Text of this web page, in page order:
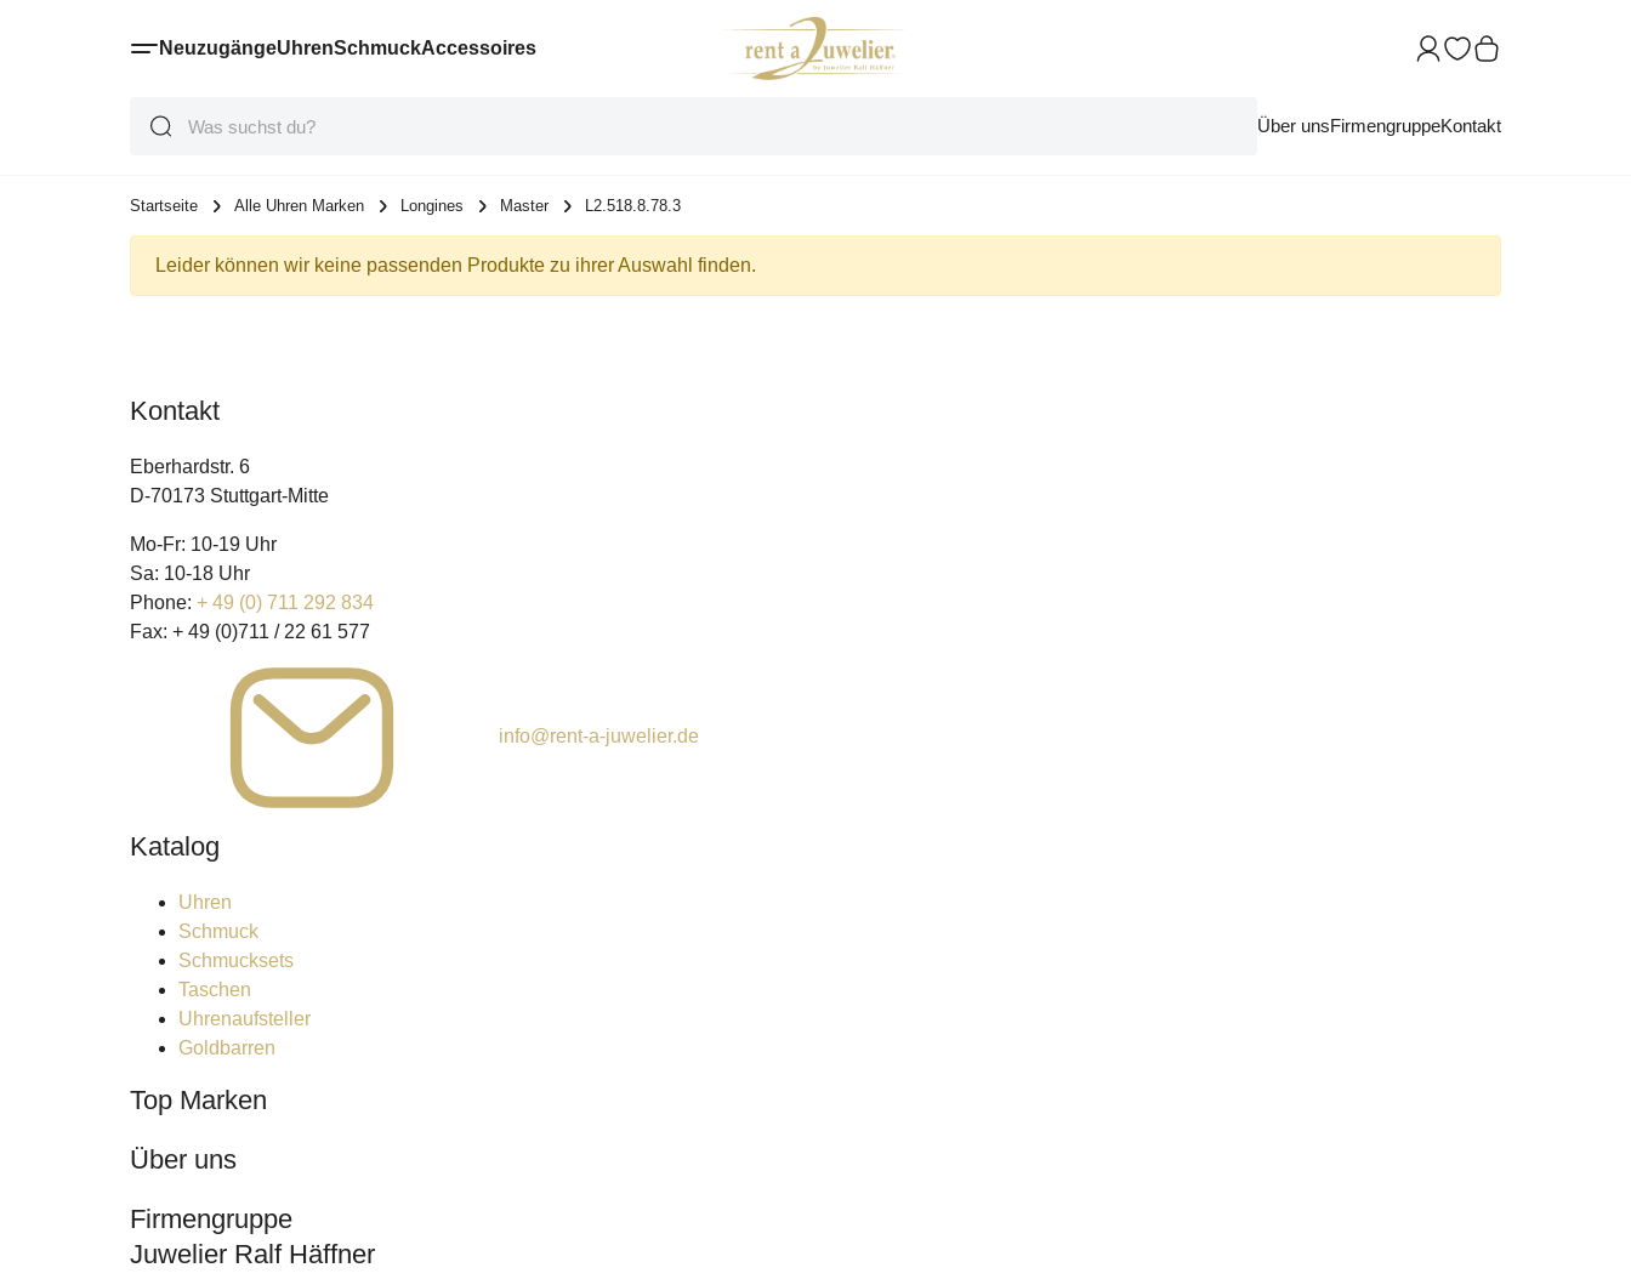
NeuzugängeUhrenSchmuckAccessoires
Über unsFirmengruppeKontakt
Startseite Alle Uhren Marken Longines Master L2.518.8.78.3
Leider können wir keine passenden Produkte zu ihrer Auswahl finden.
Kontakt
Eberhardstr. 6
D-70173 Stuttgart-Mitte
Mo-Fr: 10-19 Uhr
Sa: 10-18 Uhr
Phone: + 49 (0) 711 292 834
Fax: + 49 (0)711 / 22 61 577
info@rent-a-juwelier.de
Katalog
Uhren
Schmuck
Schmucksets
Taschen
Uhrenaufsteller
Goldbarren
Top Marken
Über uns
Firmengruppe
Juwelier Ralf Häffner